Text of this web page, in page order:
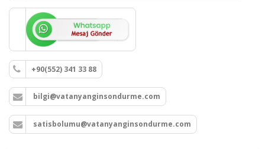
Bursa Yangın Dolabı, Hortum
dolapları montajı, seyyar
tekerlekli yangın hortumu
makaraları, yangın hidrant
hatları kurulumu ve periyodik
vana testleri.
+90(552) 341 33 88
bilgi@vatanyanginsondurme.com
satisbolumu@vatanyanginsondurme.com